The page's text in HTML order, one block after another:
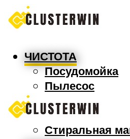
ЧИСТОТА
Посудомойка
Пылесос
Утюг
Швабра
Стиральная